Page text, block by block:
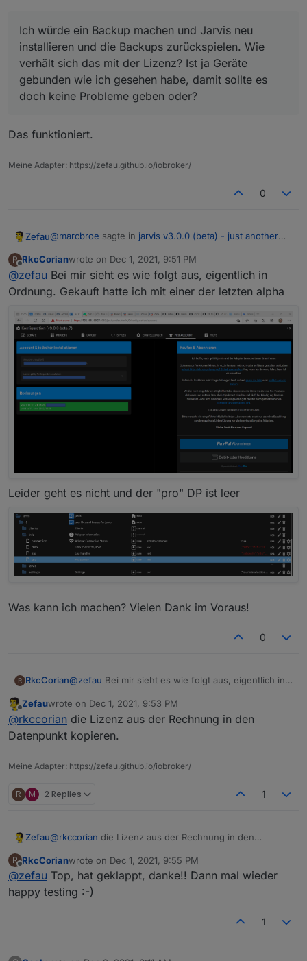
Ich würde ein Backup machen und Jarvis neu
installieren und die Backups zurückspielen. Wie
verhält sich das mit der Lizenz? Ist ja Geräte
gebunden wie ich gesehen habe, damit sollte es
doch keine Probleme geben oder?
Das funktioniert.
Meine Adapter: https://zefau.github.io/iobroker/
0
Zefau@marcbroe sagte in jarvis v3.0.0 (beta) - just another
Ich würde ein Backup machen und Jarvis neu
installieren und die Backups zurückspielen. Wie
gebunden wie ich gesehen habe, damit sollte es
doch keine Probleme geben oder?
Das funktioniert.
R
Offline
RkcCorianwrote on Dec 1, 2021, 9:51 PM
last edited by
@zefau Bei mir sieht es wie folgt aus, eigentlich in
Ordnung. Gekauft hatte ich mit einer der letzten alpha
Leider geht es nicht und der "pro" DP ist leer
Was kann ich machen? Vielen Dank im Voraus!
0
R RkcCorian@zefau Bei mir sieht es wie folgt aus, eigentlich in
alpha
Was kann ich machen? Vielen Dank im Voraus!
Offline
Zefauwrote on Dec 1, 2021, 9:53 PM
last edited by
@rkccorian die Lizenz aus der Rechnung in den
Datenpunkt kopieren.
Meine Adapter: https://zefau.github.io/iobroker/
R M 2 Replies 1
Zefau@rkccorian die Lizenz aus der Rechnung in den
R
Offline
RkcCorianwrote on Dec 1, 2021, 9:55 PM
last edited by
@zefau Top, hat geklappt, danke!! Dann mal wieder
happy testing :-)
1